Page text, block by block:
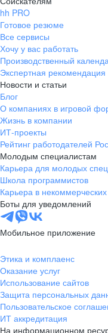
hh PRO
Готовое резюме
Все сервисы
Хочу у вас работать
Производственный
Экспертная рекомендация
Новости и статьи
Блог
О компаниях в игровой
Жизнь в компании
ИТ-проекты
Рейтинг работодателей
Молодым специалистам
Карьера для молодых
Школа программистов
Карьера в
Боты для уведомлений
Мобильное приложение
Этика и комплаенс
Оказание услуг
Использование сайтов
Защита персональных
Пользовательское
ИТ аккредитация
На информационном